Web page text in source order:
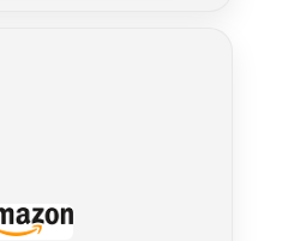
bandes de résistance
seront l'excellent
de fitness ou de
peu importe si vous
expert, les bandes